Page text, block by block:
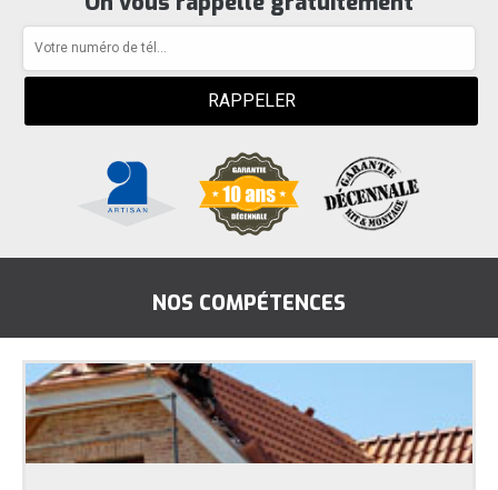
NOS COMPÉTENCES